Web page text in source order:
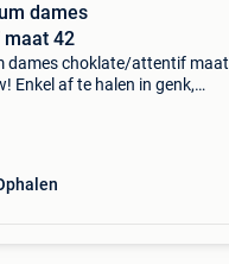
dames
42
dames choklate/attentif maat
Enkel af te halen in genk,